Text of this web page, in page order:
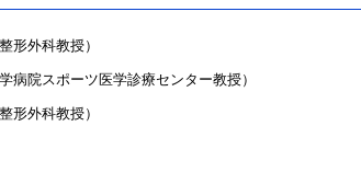
形外科教授）
病院スポーツ医学診療センター教授）
形外科教授）